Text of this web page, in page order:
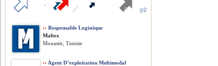
›› Responsable Logistique
Maltex
Monastir, Tunisie
›› Agent D’exploitation Multimodal